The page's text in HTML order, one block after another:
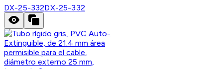
DX-25-332DX-25-332